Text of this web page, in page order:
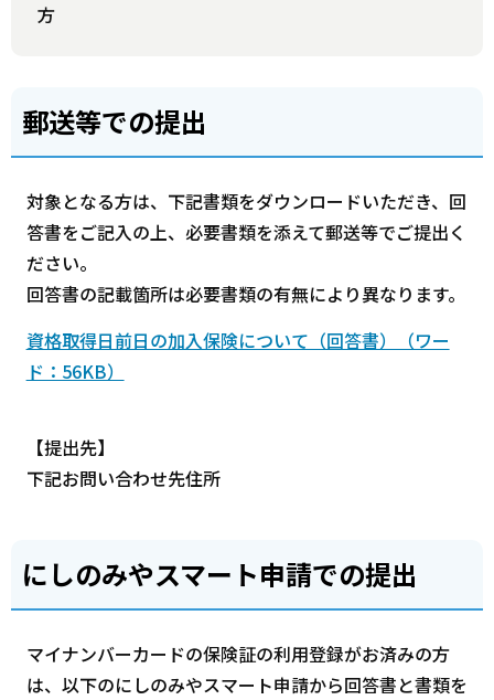
方
郵送等での提出
対象となる方は、下記書類をダウンロードいただき、回
答書をご記入の上、必要書類を添えて郵送等でご提出く
ださい。
回答書の記載箇所は必要書類の有無により異なります。
資格取得日前日の加入保険について（回答書）（ワー
ド：56KB）
【提出先】
下記お問い合わせ先住所
にしのみやスマート申請での提出
マイナンバーカードの保険証の利用登録がお済みの方
は、以下のにしのみやスマート申請から回答書と書類を